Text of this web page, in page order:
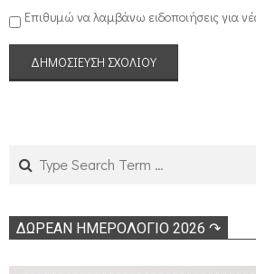
Επιθυμώ να λαμβάνω ειδοποιήσεις για
ΔΩΡΕΑΝ ΗΜΕΡΟΛΟΓΙΟ 2026 ↷